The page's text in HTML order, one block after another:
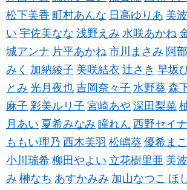
松下美香 町村あんな 日高ゆりあ 美
い 宇佐美なな 浅野えみ 水咲あかね
城アンナ 片平あかね 市川まさみ 阿
みく 加納綾子 美咲結衣 辻さき 早坂
とみ 光月夜也 吉岡奈々子 水野葵 森
麻子 彩美ルリ子 宮崎あや 深田梨菜
月あい 夏希みなみ 瞳れん 西野セイナ
ももい理乃 西木美羽 松嶋葵 優希ま
小川瑞希 柳田やよい 立花樹里亜 美
み 榊なち あすかみみ 加山なつこ ほ